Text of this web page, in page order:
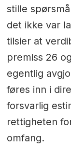
stille
det ikke var
tilsier at
premiss 26
egentlig
føres inn i
forsvarlig
rettigheten
omfang.